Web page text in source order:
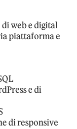
web e digital
piattaforma e
e di
di responsive